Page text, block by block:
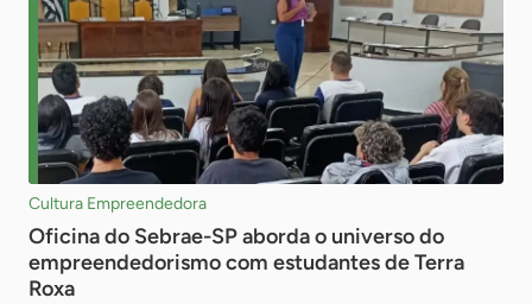
Cultura Empreendedora
Oficina do Sebrae-SP aborda o universo do
empreendedorismo com estudantes de Terra
Roxa